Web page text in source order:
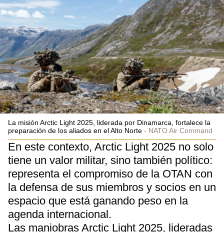
La misión Arctic Light 2025, liderada por Dinamarca, fortalece la
preparación de los aliados en el Alto Norte
NATO Air Command
En este contexto, Arctic Light 2025 no solo
tiene un valor militar, sino también político:
representa el compromiso de la OTAN con
la defensa de sus miembros y socios en un
espacio que está ganando peso en la
agenda internacional.
Las maniobras Arctic Light 2025, lideradas